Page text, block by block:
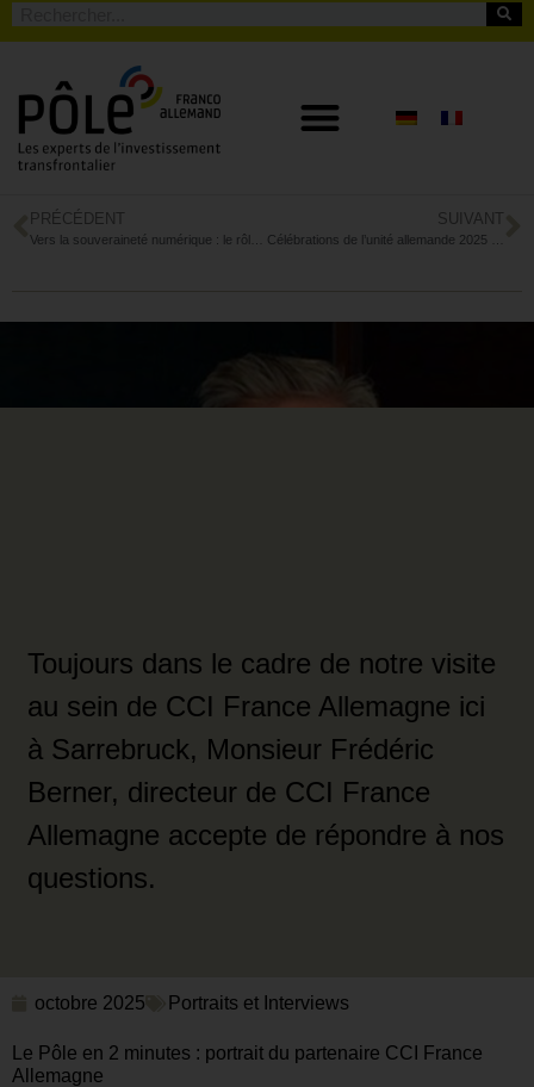
PRÉCÉDENT SUIVANT
Toujours dans le cadre de notre visite
au sein de CCI France Allemagne ici
à Sarrebruck, Monsieur Frédéric
Berner, directeur de CCI France
Allemagne accepte de répondre à nos
questions.
octobre 2025 Portraits et Interviews
Le Pôle en 2 minutes : portrait du partenaire CCI France
Allemagne